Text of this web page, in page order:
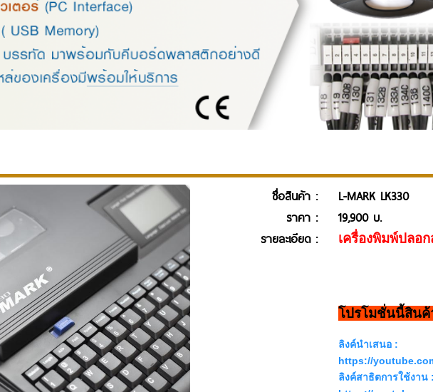
ชื่อสินค้า :
L-MARK LK330
ราคา :
19,900 บ.
รายละเอียด :
เครื่องพิมพ์ปลอ
โปรโมชั่นนี้สินค้
ลิงค์นำเสนอ :
https://
ลิงค์สาธิตการใช้งาน :